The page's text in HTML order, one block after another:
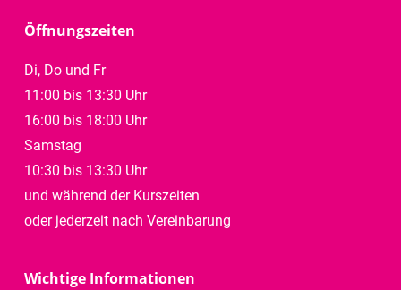
Öffnungszeiten
Di, Do und Fr
11:00 bis 13:30 Uhr
16:00 bis 18:00 Uhr
Samstag
10:30 bis 13:30 Uhr
und während der Kurszeiten
oder jederzeit nach Vereinbarung
Wichtige Informationen